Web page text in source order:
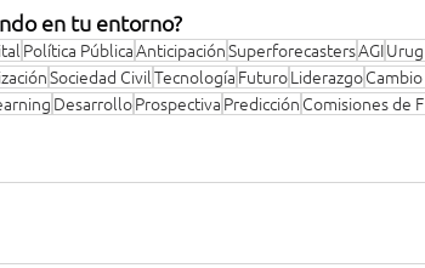
en tu entorno?
Política PúblicaAnticipaciónSuperforecastersAGI
Sociedad CivilTecnología FuturoLiderazgo
DesarrolloProspectiva Predicción Comisiones de